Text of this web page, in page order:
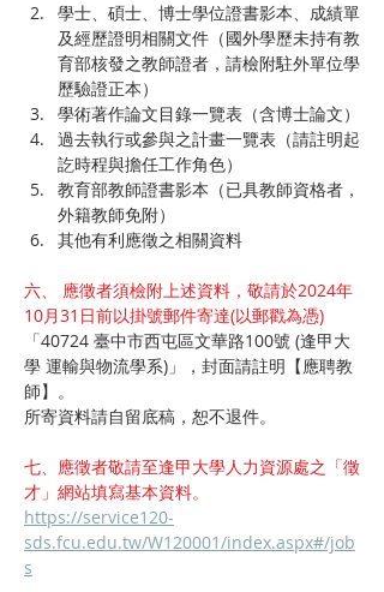
學士、碩士、博士學位證書影本、成績單
及經歷證明相關文件（國外學歷未持有教
育部核發之教師證者，請檢附駐外單位學
歷驗證正本）
學術著作論文目錄一覽表（含博士論文）
過去執行或參與之計畫一覽表（請註明起
訖時程與擔任工作角色）
教育部教師證書影本（已具教師資格者，
外籍教師免附）
其他有利應徵之相關資料
六、 應徵者須檢附上述資料，敬請於2024年
10月31日前以掛號郵件寄達(以郵戳為憑)
「40724 臺中市西屯區文華路100號 (逢甲大
學 運輸與物流學系)」，封面請註明【應聘教
師】。
所寄資料請自留底稿，恕不退件。
七、應徵者敬請至逢甲大學人力資源處之「徵
才」網站填寫基本資料。
https://service120-
sds.fcu.edu.tw/W120001/index.aspx#/job
s